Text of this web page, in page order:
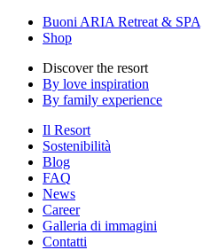
Buoni ARIA Retreat & SPA
Shop
Discover the resort
By love inspiration
By family experience
Il Resort
Sostenibilità
Blog
FAQ
News
Career
Galleria di immagini
Contatti